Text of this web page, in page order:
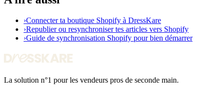
›Connecter ta boutique Shopify à DressKare
›Republier ou resynchroniser tes articles vers Shopify
›Guide de synchronisation Shopify pour bien démarrer
La solution n°1 pour les vendeurs pros de seconde main.